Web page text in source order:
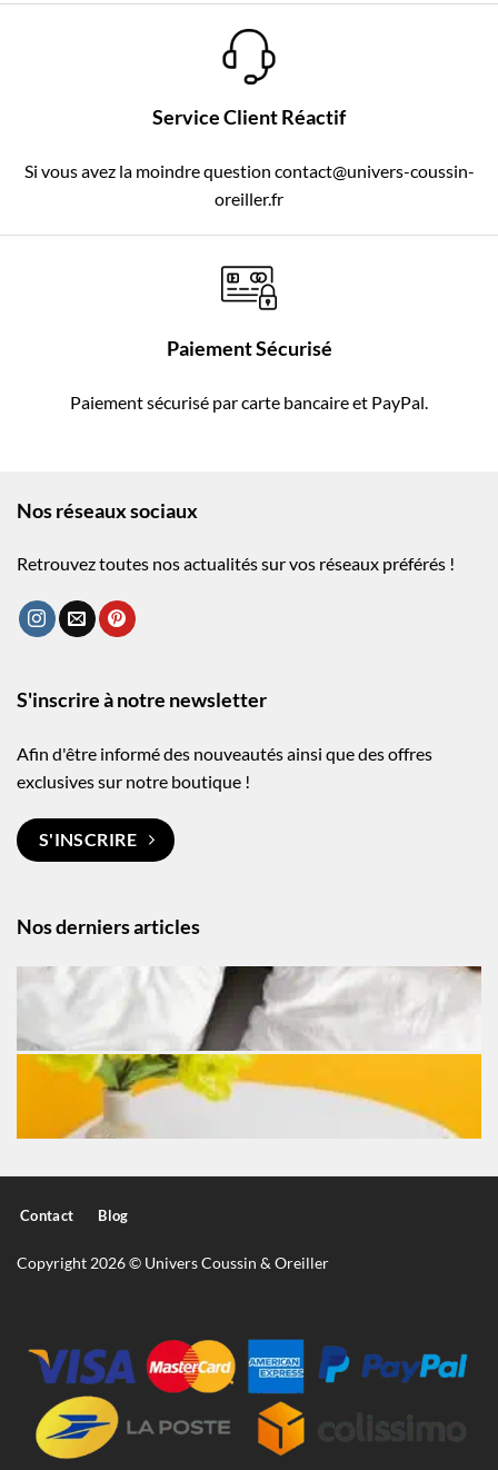
Service Client Réactif
Si vous avez la moindre question contact@univers-coussin-
oreiller.fr
Paiement Sécurisé
Paiement sécurisé par carte bancaire et PayPal.
Nos réseaux sociaux
Retrouvez toutes nos actualités sur vos réseaux préférés !
Nos derniers articles
S'inscrire à notre newsletter
Afin d'être informé des nouveautés ainsi que des offres
exclusives sur notre boutique !
S'INSCRIRE
Contact Blog
Copyright 2026 © Univers Coussin & Oreiller